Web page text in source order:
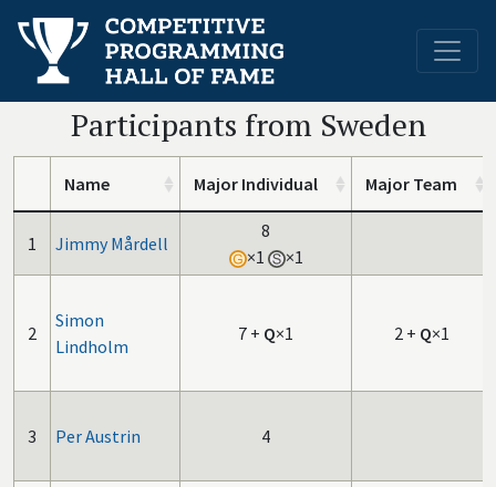
Participants from Sweden
Name Major Individual Major Team
1 Jimmy Mårdell
8
×1
×1
2
Simon
Lindholm
7 + Q×1 2+ Q×1
3 Per Austrin 4